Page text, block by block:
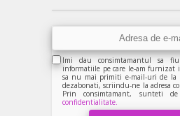
Imi dau consimtamantul sa
informatiile pe care le-am furnizat
sa nu mai primiti e-mail-uri de la
dezabonati, scriindu-ne la adresa
Prin consimtamant, sunteti
confidentialitate.